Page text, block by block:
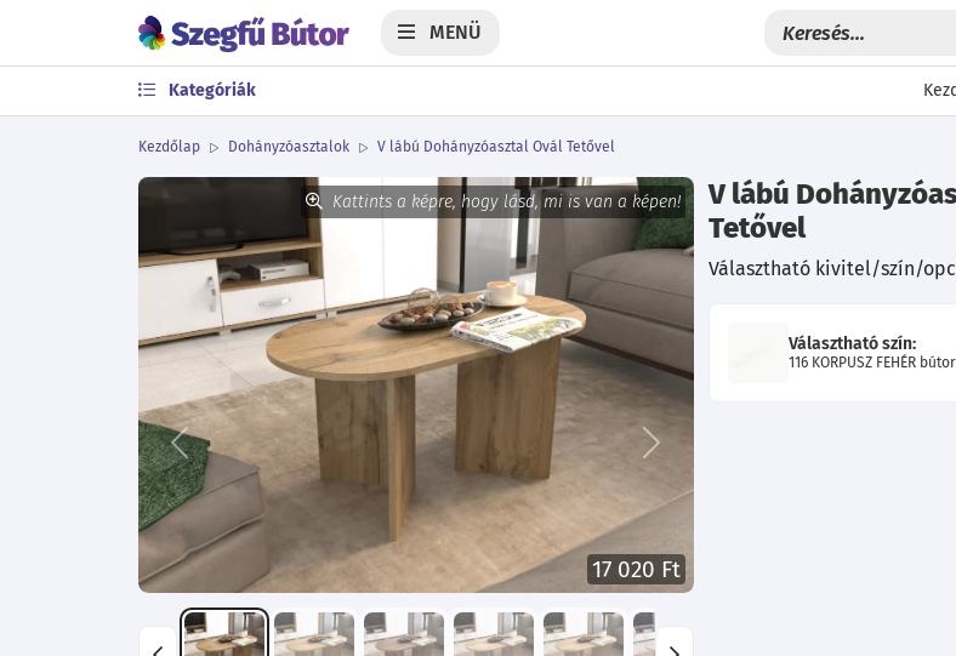
MENÜ
Kategóriák
Kezdőlap Dohányzóasztalok V lábú Dohányzóasztal Ovál Tetővel
Kattints a képre, hogy lásd, mi is van a képen!
17 020 Ft
Előző Következő
V lábú
Tetővel
Választható kivitel/szín/
Választható szín:
116 KORPUSZ FEHÉR